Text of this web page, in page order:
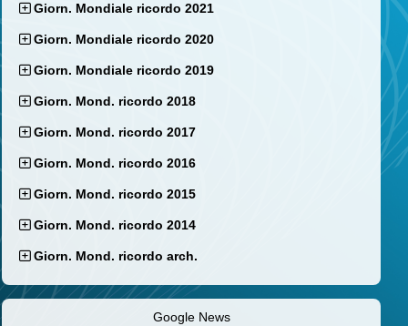
Giorn. Mondiale ricordo 2021
Giorn. Mondiale ricordo 2020
Giorn. Mondiale ricordo 2019
Giorn. Mond. ricordo 2018
Giorn. Mond. ricordo 2017
Giorn. Mond. ricordo 2016
Giorn. Mond. ricordo 2015
Giorn. Mond. ricordo 2014
Giorn. Mond. ricordo arch.
Google News